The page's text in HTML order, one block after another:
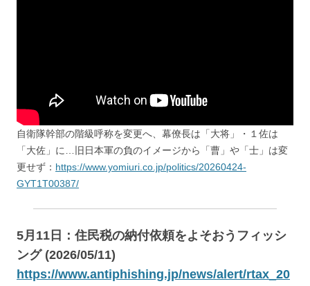
自衛隊幹部の階級呼称を変更へ、幕僚長は「大将」・１佐は
「大佐」に…旧日本軍の負のイメージから「曹」や「士」は変
更せず： https://www.yomiuri.co.jp/politics/20260424-
GYT1T00387/
5月11日：住民税の納付依頼をよそおうフィッシ
ング (2026/05/11)
https://www.antiphishing.jp/news/alert/rtax_20